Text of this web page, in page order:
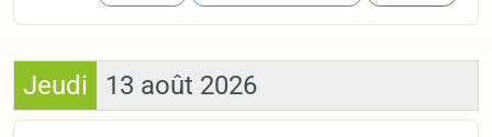
Jeudi 13 août 2026